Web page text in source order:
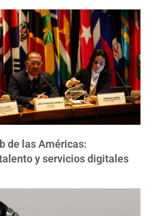
de las Américas:
y servicios digitales